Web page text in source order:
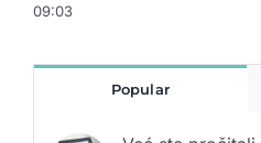
Evrope na polju digitalnih